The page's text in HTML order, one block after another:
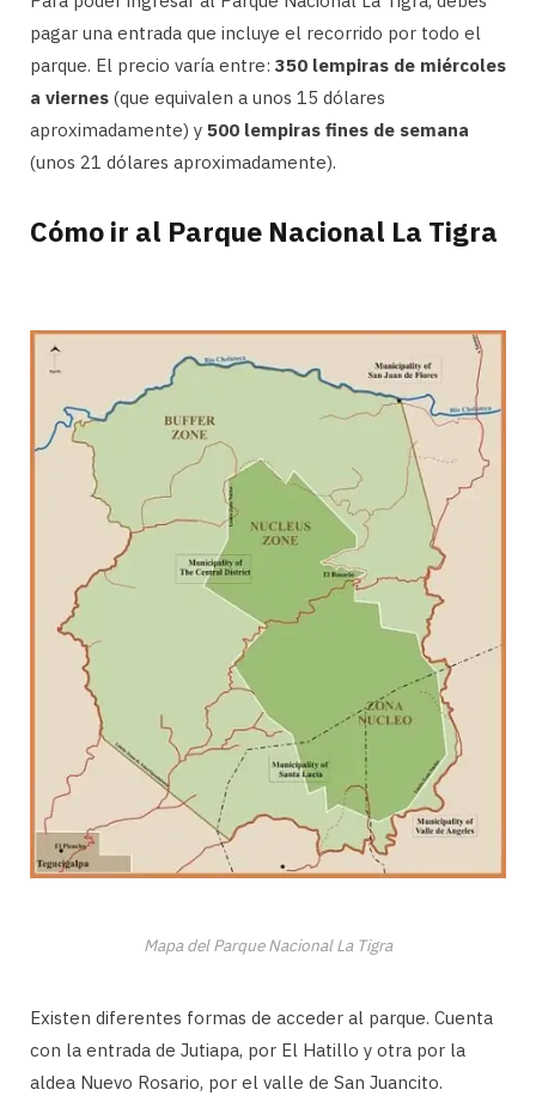
pagar una entrada que incluye el recorrido por todo el
parque. El precio varía entre: 350 lempiras de miércoles
a viernes (que equivalen a unos 15 dólares
aproximadamente) y 500 lempiras fines de semana
(unos 21 dólares aproximadamente).
Cómo ir al Parque Nacional La Tigra
Mapa del Parque Nacional La Tigra
Existen diferentes formas de acceder al parque. Cuenta
con la entrada de Jutiapa, por El Hatillo y otra por la
aldea Nuevo Rosario, por el valle de San Juancito.